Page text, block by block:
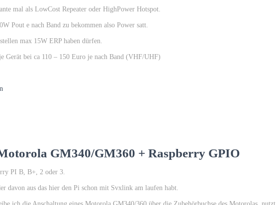
mal als LowCost Repeater oder HighPower Hotspot.
Pout e nach Band zu bekommen also Power satt.
max 15W ERP haben dürfen.
Gerät bei ca 110 – 150 Euro je nach Band (VHF/UHF)
GM340/GM360 + Raspberry GPIO
PI B, B+, 2 oder 3.
davon aus das hier den Pi schon mit Svxlink am laufen habt.